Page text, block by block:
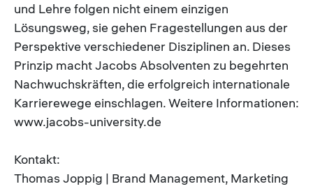
und Lehre folgen nicht einem einzigen
Lösungsweg, sie gehen Fragestellungen aus der
Perspektive verschiedener Disziplinen an. Dieses
Prinzip macht Jacobs Absolventen zu begehrten
Nachwuchskräften, die erfolgreich internationale
Karrierewege einschlagen. Weitere Informationen:
www.jacobs-university.de
Kontakt:
Thomas Joppig | Brand Management, Marketing